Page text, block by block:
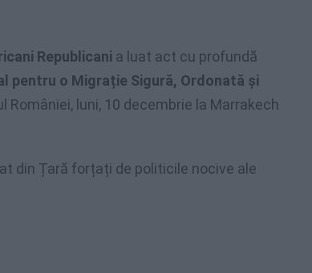
Republicani a luat act cu profundă
pentru o Migrație Sigură, Ordonată și
României, luni, 10 decembrie la Marrakech
din Țară forțați de politicile nocive ale